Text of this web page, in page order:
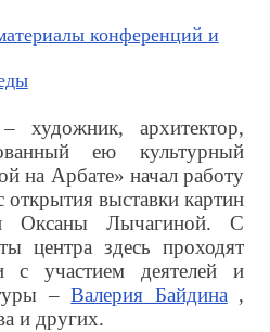
конференций и
художник, архитектор,
ею культурный
на Арбате» начал работу
открытия выставки картин
Лычагиной. С
центра здесь проходят
с участием деятелей и
–Валерия Байдина,
и других.